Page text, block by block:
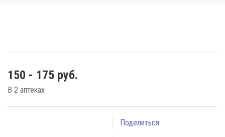
150 - 175 руб.
В 2 аптеках
Поделиться